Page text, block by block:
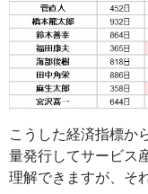
こうした経済指標か
量発行してサービス
理解できますが、そ